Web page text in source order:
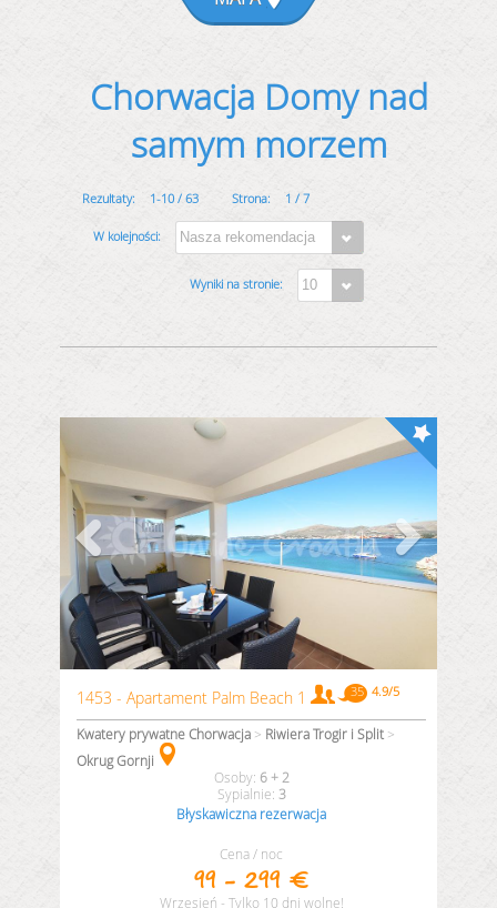
Chorwacja Domy nad
samym morzem
1-10 / 63 1 / 7
1453 - Apartament Palm Beach 1
Kwatery prywatne Chorwacja > Riwiera Trogir i Split >
Okrug Gornji
6 + 2
3
Błyskawiczna rezerwacja
Cena / noc
99 - 299 €
Wrzesień - Tylko 10 dni wolne!